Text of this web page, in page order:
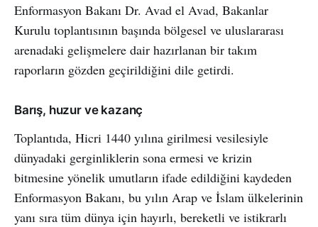
Enformasyon Bakanı Dr. Avad el Avad, Bakanlar
Kurulu toplantısının başında bölgesel ve uluslararası
arenadaki gelişmelere dair hazırlanan bir takım
raporların gözden geçirildiğini dile getirdi.
Barış, huzur ve kazanç
Toplantıda, Hicri 1440 yılına girilmesi vesilesiyle
dünyadaki gerginliklerin sona ermesi ve krizin
bitmesine yönelik umutların ifade edildiğini kaydeden
Enformasyon Bakanı, bu yılın Arap ve İslam ülkelerinin
yanı sıra tüm dünya için hayırlı, bereketli ve istikrarlı